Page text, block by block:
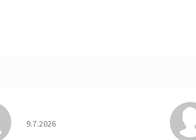
Hodnocení obchodu je 5 z 5 hvězdiček.
9.7.2026